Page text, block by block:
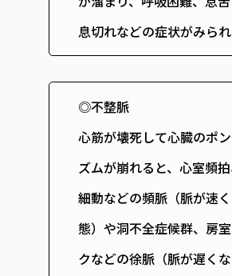
息切れなどの症状がみられ
◎不整脈
心筋が壊死して心臓のポ
ズムが崩れると、心室頻
細動などの頻脈（脈が速
態）や洞不全症候群、房
クなどの徐脈（脈が遅く